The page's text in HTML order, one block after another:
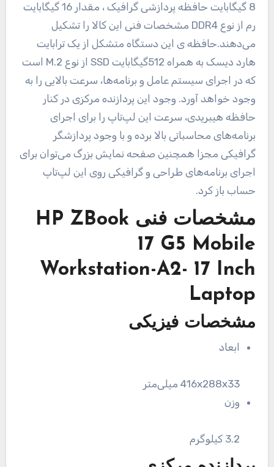
8 گیگابایت حافظه پردازشی گرافیک ، مقدار 16 گیگابایت
رم از نوع DDR4 مشخصات فنی این کالا را تشکیل
می‌دهند.حافظه ی این دستگاه متشکل از یک ترابایت
هارد دیسک به همراه 512گیگابایت SSD از نوع M.2 است
که در اجرای سیستم عامل و برنامه‌ها، سرعت بالایی را به
وجود خواهد آورد. وجود این پردازنده مرکزی در کنار
حافظه هیبریدی، سرعت این لپ‌تاپ را برای اجرای
برنامه‌های محاسباتی بالا برده و با وجود پردازشگر
گرافیکی مجزا همچنین صفحه نمایش بزرگ می‌توان برای
اجرای برنامه‌های طراحی و گرافیکی روی این لپ‌تاپ
حساب باز کرد.
مشخصات فنی HP ZBook
17 G5 Mobile
Workstation-A2- 17 Inch
Laptop
مشخصات فیزیکی
ابعاد
416x288x33 میلی‌متر
وزن
3.2 کیلوگرم